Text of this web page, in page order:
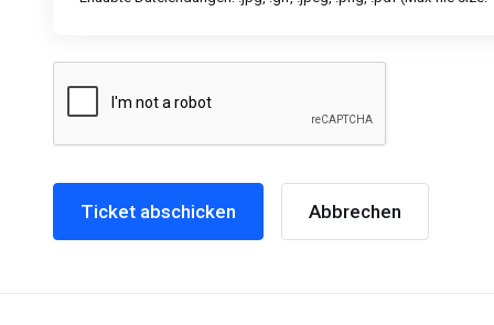
Abbrechen